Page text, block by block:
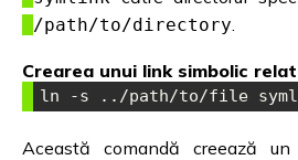
/path/to/directory.
Crearea unui link simbolic
ln -s ../path/to/file
Această comandă creează